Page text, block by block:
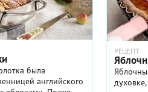
была
английского
РЕЦЕПТ